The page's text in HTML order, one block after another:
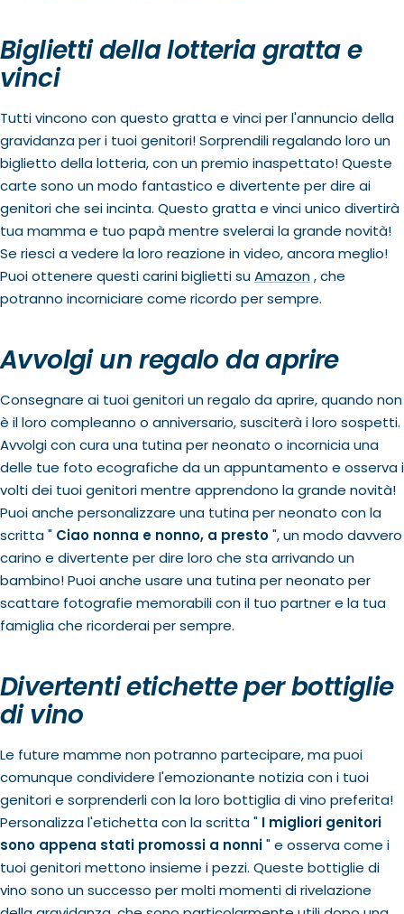
Biglietti della lotteria gratta e
vinci
Tutti vincono con questo gratta e vinci per l'annuncio della
gravidanza per i tuoi genitori! Sorprendili regalando loro un
biglietto della lotteria, con un premio inaspettato! Queste
carte sono un modo fantastico e divertente per dire ai
genitori che sei incinta. Questo gratta e vinci unico divertirà
tua mamma e tuo papà mentre svelerai la grande novità!
Se riesci a vedere la loro reazione in video, ancora meglio!
Puoi ottenere questi carini biglietti suAmazon, che
potranno incorniciare come ricordo per sempre.
Avvolgi un regalo da aprire
Consegnare ai tuoi genitori un regalo da aprire, quando non
è il loro compleanno o anniversario, susciterà i loro sospetti.
Avvolgi con cura una tutina per neonato o incornicia una
delle tue foto ecografiche da un appuntamento e osserva i
volti dei tuoi genitori mentre apprendono la grande novità!
Puoi anche personalizzare una tutina per neonato con la
scritta " Ciao nonna e nonno, a presto", un modo davvero
carino e divertente per dire loro che sta arrivando un
bambino! Puoi anche usare una tutina per neonato per
scattare fotografie memorabili con il tuo partner e la tua
famiglia che ricorderai per sempre.
Divertenti etichette per bottiglie
di vino
Le future mamme non potranno partecipare, ma puoi
comunque condividere l'emozionante notizia con i tuoi
genitori e sorprenderli con la loro bottiglia di vino preferita!
Personalizza l'etichetta con la scritta " I migliori genitori
sono appena stati promossi a nonni" e osserva come i
tuoi genitori mettono insieme i pezzi. Queste bottiglie di
vino sono un successo per molti momenti di rivelazione